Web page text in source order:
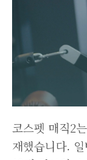
코스펫 매직2
재했습니다.